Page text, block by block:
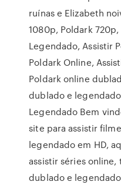
ruínas e Elizabeth
1080p, Poldark
Legendado, Assistir
Poldark Online,
Poldark online
dublado e
Legendado Bem
site para assistir
legendado em HD,
assistir séries online,
dublado e